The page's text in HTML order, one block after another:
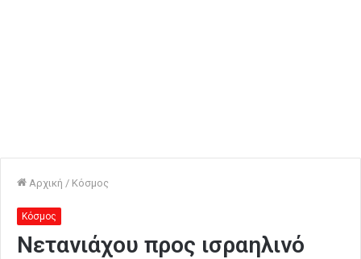
Αρχική / Κόσμος
Κόσμος
Νετανιάχου προς ισραηλινό